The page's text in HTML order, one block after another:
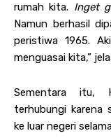
rumah kita. Inget
Namun berhasil
peristiwa 1965.
menguasai kita,”
Sementara itu,
terhubungi karena
ke luar negeri